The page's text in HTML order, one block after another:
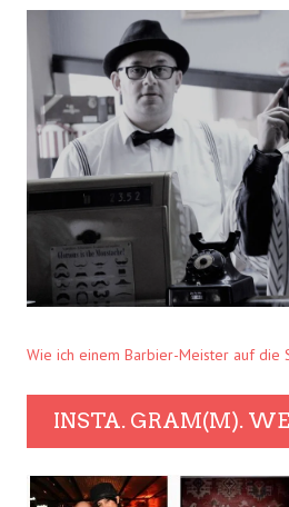
Wie ich einem Barbier-Meister auf die
INSTA. GRAM(M).